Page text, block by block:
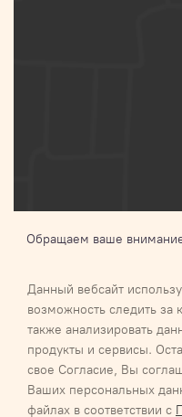
Данный вебсайт
возможность следить за
также анализировать
продукты и сервисы.
свое Согласие, Вы
Ваших персональных
файлах в соответствии с
Обращаем ваше
определяемой
кодекса Российской
информации о наличии и
услуг,
Галактика 2027Карта сайта